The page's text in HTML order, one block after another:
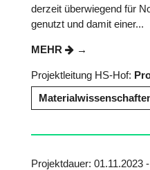
derzeit überwiegend für
genutzt und damit einer...
MEHR
Projektleitung HS-Hof:
Projektdauer: 01.11.2023